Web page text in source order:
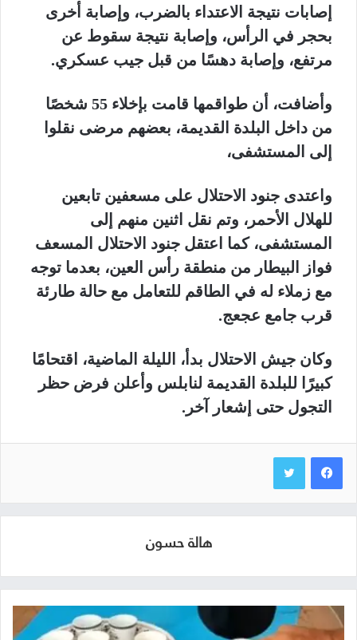
إصابات نتيجة الاعتداء بالضرب، وإصابة أخرى
بحجر في الرأس، وإصابة نتيجة سقوط عن
مرتفع، وإصابة دهسًا من قبل جيب عسكري.
وأضافت، أن طواقمها قامت بإخلاء 55 شخصًا
من داخل البلدة القديمة، بعضهم مرضى نقلوا
إلى المستشفى،
واعتدى جنود الاحتلال على مسعفين تابعين
للهلال الأحمر، وتم نقل اثنين منهم إلى
المستشفى، كما اعتقل جنود الاحتلال المسعف
فواز البيطار من منطقة رأس العين، بعدما توجه
مع زملاء له في الطاقم للتعامل مع حالة طارئة
قرب جامع عجعج.
وكان جيش الاحتلال بدأ، الليلة الماضية، اقتحامًا
كبيرًا للبلدة القديمة لنابلس وأعلن فرض حظر
التجول حتى إشعار آخر.
هالة حسون